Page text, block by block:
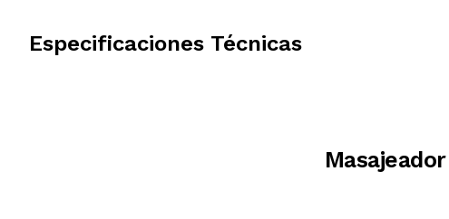
Especificaciones Técnicas